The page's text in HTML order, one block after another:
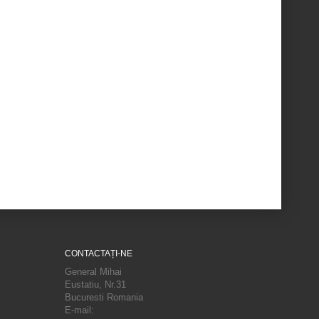
CONTACTAȚI-NE
General Mihai
Eustatiu, Nr.31
Bucuresti Romania
E-mail: